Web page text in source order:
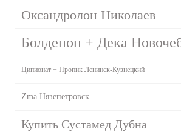
Оксандролон Николаев
Болденон + Дека
Ципионат + Пропик Ленинск-Кузнецкий
Zma Нязепетровск
Купить Сустамед Дубна